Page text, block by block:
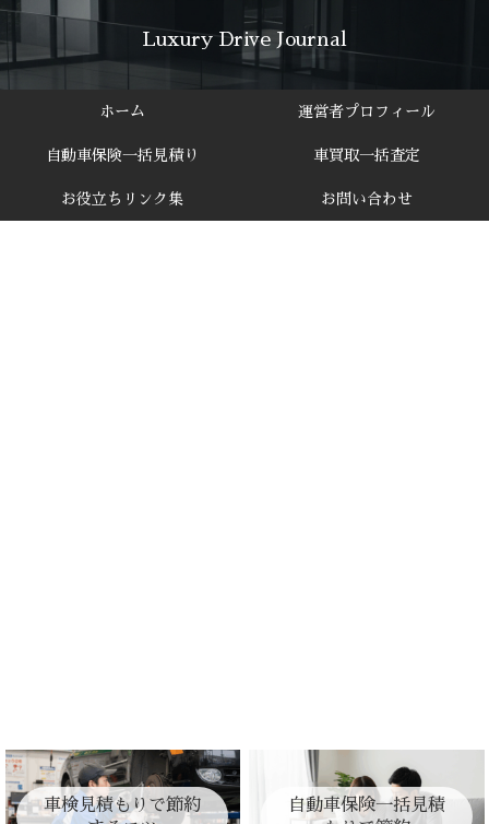
Luxury Drive Journal
ホーム 運営者プロフィール
自動車保険一括見積り 車買取一括査定
お役立ちリンク集 お問い合わせ
車検見積もりで節約
自動車保険一括見積